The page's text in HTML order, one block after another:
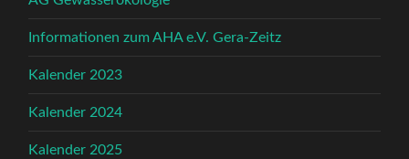
Informationen zum AHA e.V. Gera-Zeitz
Kalender 2023
Kalender 2024
Kalender 2025